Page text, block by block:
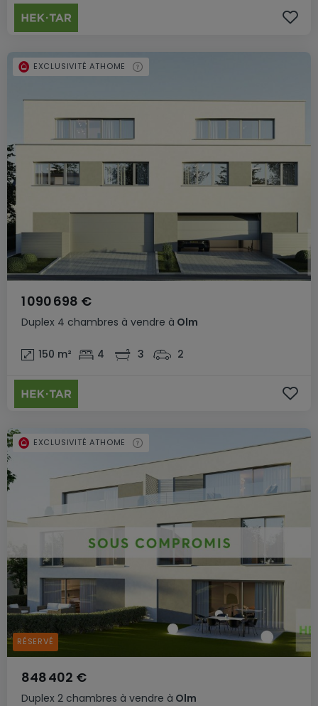
Duplex 4 chambres à vendre à Olm
1 090 698 €
150 m² 4 3 2
EXCLUSIVITÉ ATHOME
Duplex 2 chambres à vendre à Olm
848 402 €
EXCLUSIVITÉ ATHOME
RÉSERVÉ